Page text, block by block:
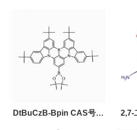
DtBuCzB-Bpin CAS号： 2,7-